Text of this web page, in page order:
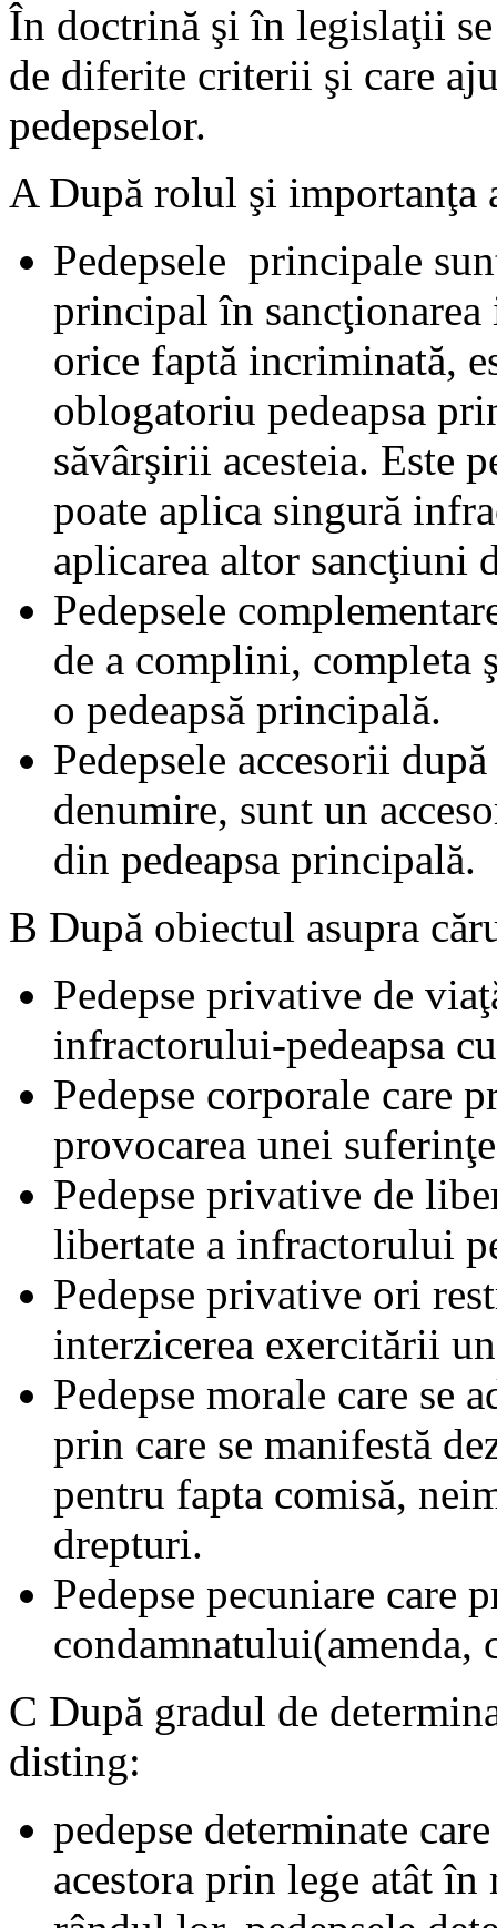
În doctrină şi în legislaţii
de diferite criterii şi care
pedepselor.
A După rolul şi importanţa
Pedepsele principale
principal în
orice faptă incriminată,
oblogatoriu pedeapsa
săvârşirii acesteia. Este
poate aplica singură
aplicarea altor sancţiuni
Pedepsele
de a complini, completa
o pedeapsă principală.
Pedepsele accesorii
denumire, sunt un
din pedeapsa principală.
B După obiectul asupra
Pedepse privative de
infractorului-pedeapsa
Pedepse corporale care
provocarea unei
Pedepse privative de
libertate a infractorului
Pedepse privative ori
interzicerea exercitării
Pedepse morale care se
prin care se manifestă
pentru fapta comisă,
drepturi.
Pedepse pecuniare care
condamnatului(amenda,
C După gradul de
disting:
pedepse determinate
acestora prin lege atât